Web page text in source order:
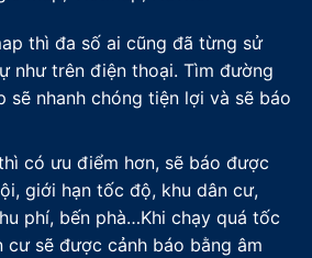
thì đa số ai cũng đã từng sử
như trên điện thoại. Tìm đường
sẽ nhanh chóng tiện lợi và sẽ báo
có ưu điểm hơn, sẽ báo được
giới hạn tốc độ, khu dân cư,
phí, bến phà…Khi chạy quá tốc
cư sẽ được cảnh báo bằng âm